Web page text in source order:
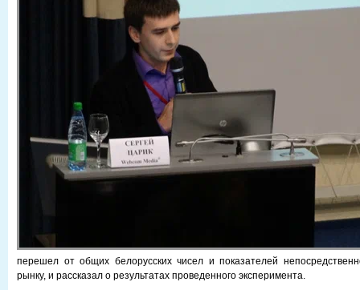
перешел от общих белорусских чисел и показателей
рынку, и рассказал о результатах проведенного эксперимента.